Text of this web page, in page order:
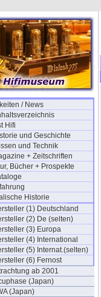
/ News
Hifi
und Geschichte
und Technik
+ Zeitschriften
Bücher + Prospekte
Historie
(1) Deutschland
(2) De (selten)
(3) Europa
(4) International
(5) Internat.(selten)
(6) Fernost
ab 2001
(Japan)
(Japan)